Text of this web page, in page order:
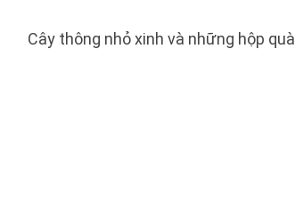
Cây thông nhỏ xinh và những hộp quà